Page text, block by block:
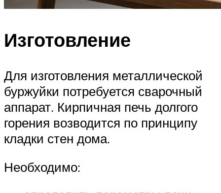
Изготовление
Для изготовления металлической
буржуйки потребуется сварочный
аппарат. Кирпичная печь долгого
горения возводится по принципу
кладки стен дома.
Необходимо: